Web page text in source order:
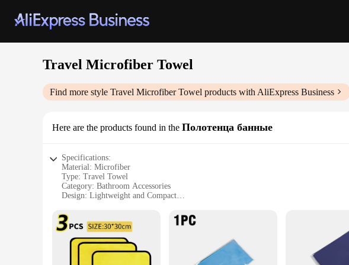
Travel Microfiber Towel
Find more style Travel Microfiber Towel products with AliExpress Business
Here are the products found in the Полотенца банные
Specifications:
Material: Microfiber
Type: Travel Towel
Category: Bathroom Accessories
Design: Lightweight and Compact
Size: 30x60cm
Features:
|Wholesale|Vendors|
**Unmatched Comfort and Convenience**